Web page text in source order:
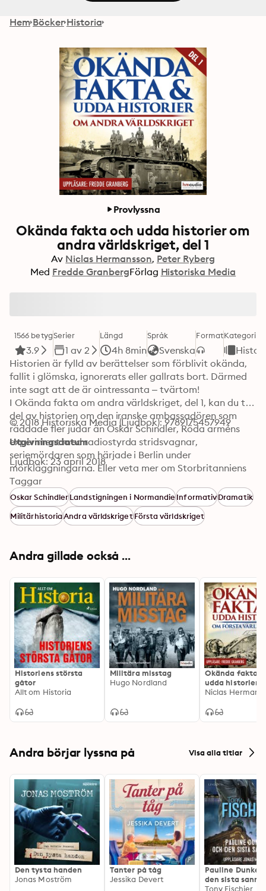
Hem Böcker Historia
Provlyssna
Okända fakta och udda historier om
andra världskriget, del 1
Av Niclas Hermansson Peter Ryberg
Med Fredde GranbergFörlag Historiska Media
1566 betyg
3.9
Serier
1 av 2
Längd
4h 8min
Språk
Svenska
FormatKategori
Historien är fylld av berättelser som förblivit okända,
fallit i glömska, ignorerats eller gallrats bort. Därmed
inte sagt att de är ointressanta – tvärtom!
I Okända fakta om andra världskriget, del 1, kan du ta
del av historien om den iranske ambassadören som
räddade fler judar än Oskar Schindler, Röda arméns
experiment med radiostyrda stridsvagnar,
seriemördaren som härjade i Berlin under
mörkläggningarna. Eller veta mer om Storbritanniens
och Frankrikes planer på att bomba Sovjetunionen
1940, den enda kvinna som landsteg i Normandie på D-
dagen och om björnen som tjänstgjorde i ett polskt
förband.
© 2018 Historiska Media (Ljudbok): 9789175457949
Utgivningsdatum
Ljudbok: 23 april 2018
Taggar
Oskar SchindlerLandstigningen i NormandieInformativDramatik
MilitärhistoriaAndra världskrigetFörsta världskriget
Andra gillade också ...
Historiens största
gåtor
Allt om Historia
Militära misstag
Hugo Nordland
Okända fakta
udda historier
första
Niclas
Andra börjar lyssna på Visa alla titlar
Den tysta handen
Jonas Moström
Tanter på tåg
Jessika Devert
Pauline Dunker
den sista
Tony Fischier